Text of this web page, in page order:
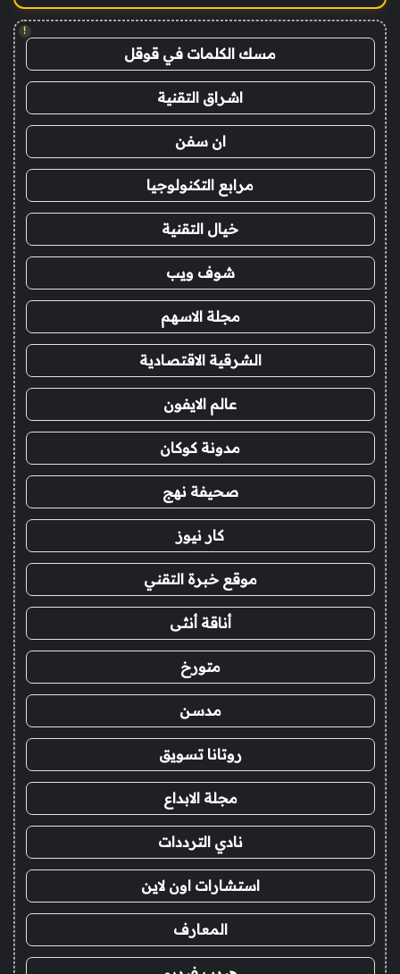
!
مسك الكلمات في قوقل
اشراق التقنية
ان سفن
مرابع التكنولوجيا
خيال التقنية
شوف ويب
مجلة الاسهم
الشرقية الاقتصادية
عالم الايفون
مدونة كوكان
صحيفة نهج
كار نيوز
موقع خبرة التقني
أناقة أنثى
متورخ
مدسن
روتانا تسويق
مجلة الابداع
نادي الترددات
استشارات اون لاين
المعارف